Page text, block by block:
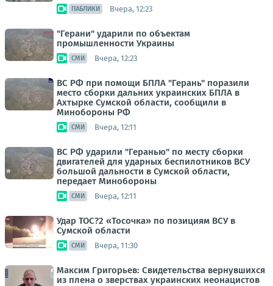
ПАБЛИКИ Вчера, 12:23
"Герани" ударили по объектам
промышленности Украины
СМИ Вчера, 12:23
ВС РФ при помощи БПЛА "Герань" поразили
место сборки дальних украинских БПЛА в
Ахтырке Сумской области, сообщили в
Минобороны РФ
СМИ Вчера, 12:11
ВС РФ ударили "Геранью" по месту сборки
двигателей для ударных беспилотников ВСУ
большой дальности в Сумской области,
передает Минобороны
СМИ Вчера, 12:11
Удар ТОС?2 «Тосочка» по позициям ВСУ в
Сумской области
СМИ Вчера, 11:30
Максим Григорьев: Свидетельства вернувшихся
из плена о зверствах украинских неонацистов